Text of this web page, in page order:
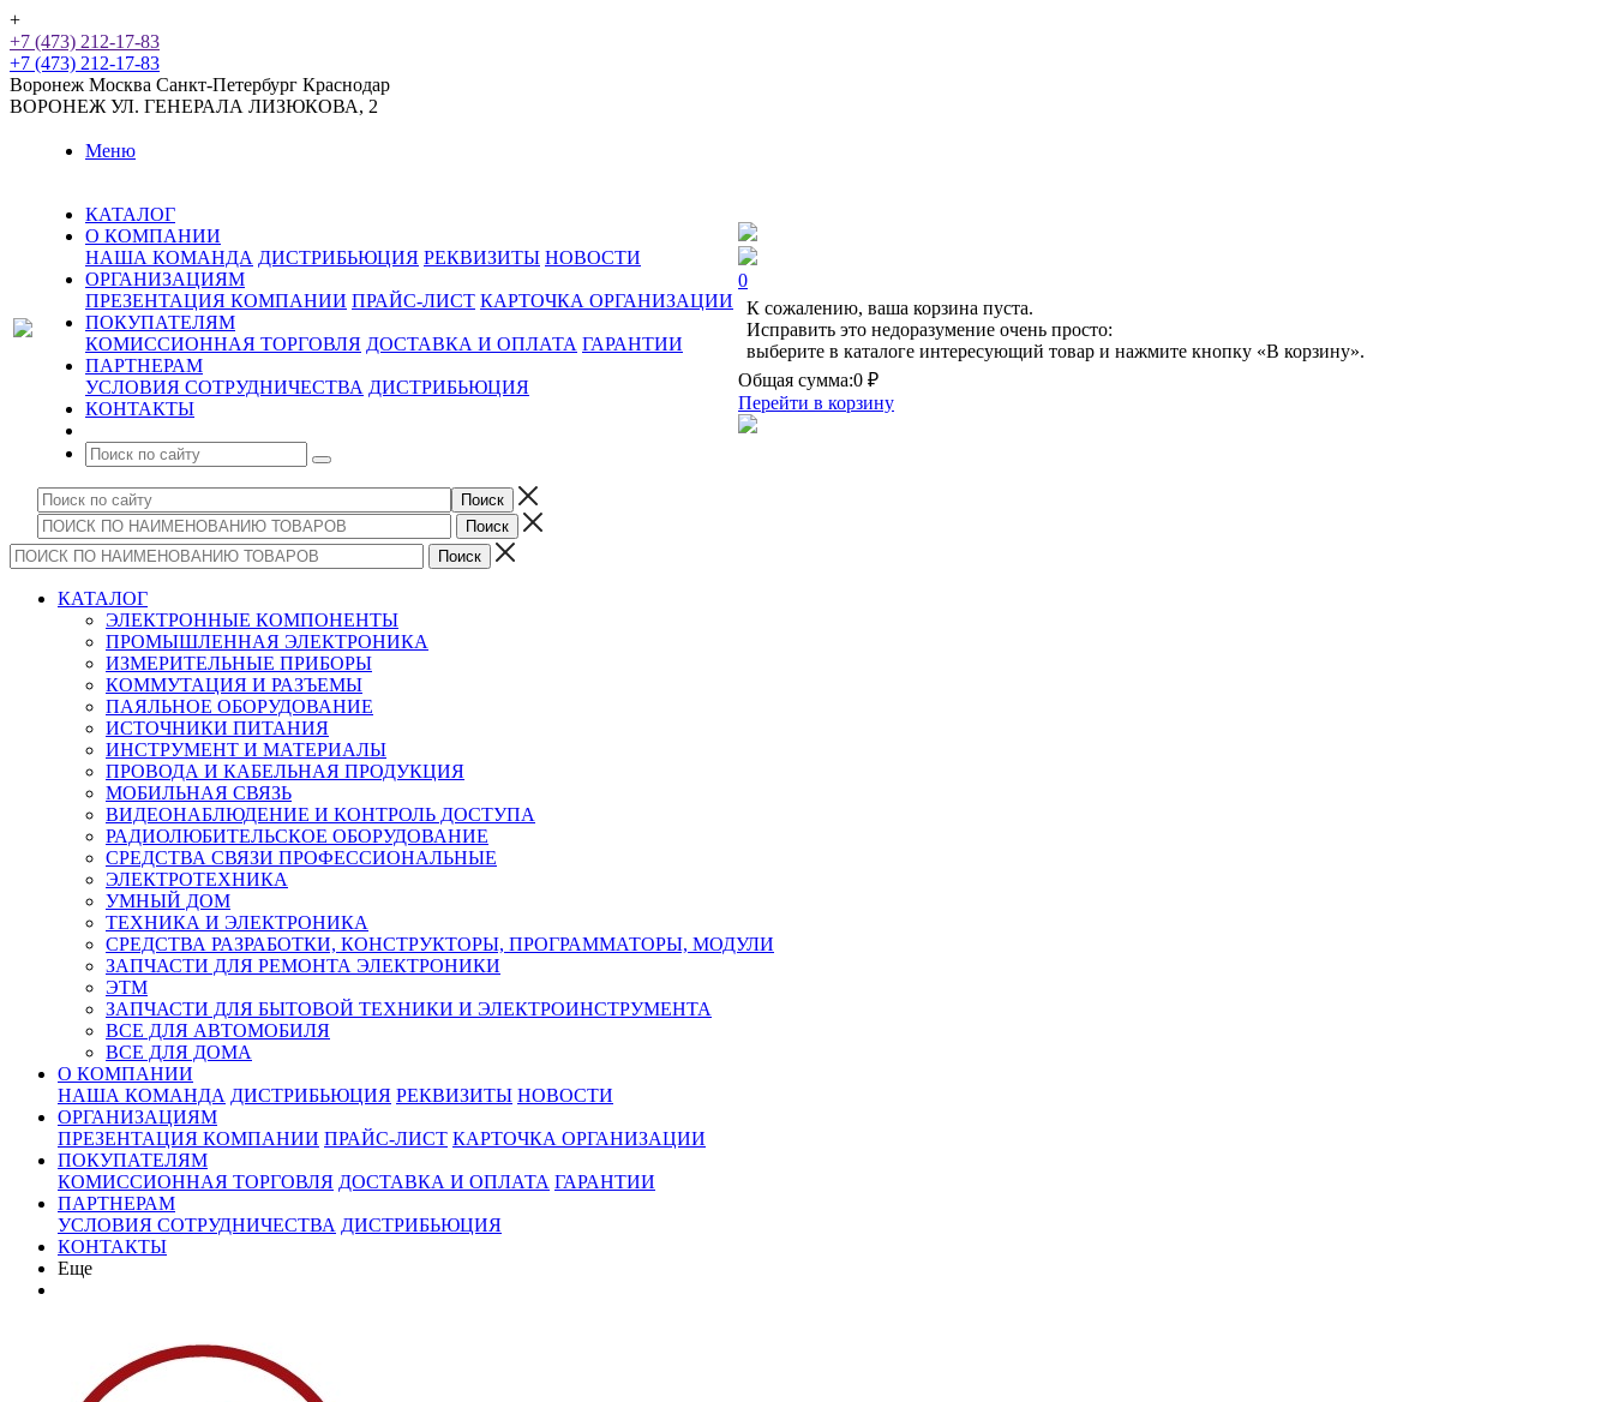
+
+7 (473) 212-17-83
+7 (473) 212-17-83
Воронеж Москва Санкт-Петербург Краснодар
ВОРОНЕЖ УЛ. ГЕНЕРАЛА ЛИЗЮКОВА, 2
Меню
КАТАЛОГ
О КОМПАНИИ
НАША КОМАНДА ДИСТРИБЬЮЦИЯ РЕКВИЗИТЫ НОВОСТИ
ОРГАНИЗАЦИЯМ
ПРЕЗЕНТАЦИЯ КОМПАНИИ ПРАЙС-ЛИСТ КАРТОЧКА ОРГАНИЗАЦИИ
ПОКУПАТЕЛЯМ
КОМИССИОННАЯ ТОРГОВЛЯ ДОСТАВКА И ОПЛАТА ГАРАНТИИ
ПАРТНЕРАМ
УСЛОВИЯ СОТРУДНИЧЕСТВА ДИСТРИБЬЮЦИЯ
КОНТАКТЫ
0
К сожалению, ваша корзина пуста.
Исправить это недоразумение очень просто:
выберите в каталоге интересующий товар и нажмите кнопку «В корзину».
Общая сумма:0 ₽
Перейти в корзину
КАТАЛОГ
ЭЛЕКТРОННЫЕ КОМПОНЕНТЫ
ПРОМЫШЛЕННАЯ ЭЛЕКТРОНИКА
ИЗМЕРИТЕЛЬНЫЕ ПРИБОРЫ
КОММУТАЦИЯ И РАЗЪЕМЫ
ПАЯЛЬНОЕ ОБОРУДОВАНИЕ
ИСТОЧНИКИ ПИТАНИЯ
ИНСТРУМЕНТ И МАТЕРИАЛЫ
ПРОВОДА И КАБЕЛЬНАЯ ПРОДУКЦИЯ
МОБИЛЬНАЯ СВЯЗЬ
ВИДЕОНАБЛЮДЕНИЕ И КОНТРОЛЬ ДОСТУПА
РАДИОЛЮБИТЕЛЬСКОЕ ОБОРУДОВАНИЕ
СРЕДСТВА СВЯЗИ ПРОФЕССИОНАЛЬНЫЕ
ЭЛЕКТРОТЕХНИКА
УМНЫЙ ДОМ
ТЕХНИКА И ЭЛЕКТРОНИКА
СРЕДСТВА РАЗРАБОТКИ, КОНСТРУКТОРЫ, ПРОГРАММАТОРЫ, МОДУЛИ
ЗАПЧАСТИ ДЛЯ РЕМОНТА ЭЛЕКТРОНИКИ
ЭТМ
ЗАПЧАСТИ ДЛЯ БЫТОВОЙ ТЕХНИКИ И ЭЛЕКТРОИНСТРУМЕНТА
ВСЕ ДЛЯ АВТОМОБИЛЯ
ВСЕ ДЛЯ ДОМА
О КОМПАНИИ
НАША КОМАНДА ДИСТРИБЬЮЦИЯ РЕКВИЗИТЫ НОВОСТИ
ОРГАНИЗАЦИЯМ
ПРЕЗЕНТАЦИЯ КОМПАНИИ ПРАЙС-ЛИСТ КАРТОЧКА ОРГАНИЗАЦИИ
ПОКУПАТЕЛЯМ
КОМИССИОННАЯ ТОРГОВЛЯ ДОСТАВКА И ОПЛАТА ГАРАНТИИ
ПАРТНЕРАМ
УСЛОВИЯ СОТРУДНИЧЕСТВА ДИСТРИБЬЮЦИЯ
КОНТАКТЫ
Еще